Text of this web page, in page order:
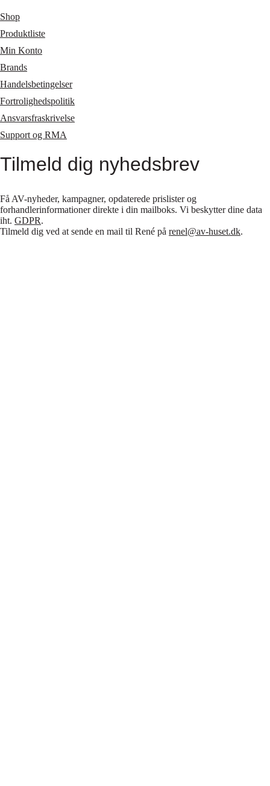
Shop
Produktliste
Min Konto
Brands
Handelsbetingelser
Fortrolighedspolitik
Ansvarsfraskrivelse
Support og RMA
Tilmeld dig nyhedsbrev
Få AV-nyheder, kampagner, opdaterede prislister og
forhandlerinformationer direkte i din mailboks. Vi beskytter dine data
iht. GDPR.
Tilmeld dig ved at sende en mail til René på renel@av-huset.dk.